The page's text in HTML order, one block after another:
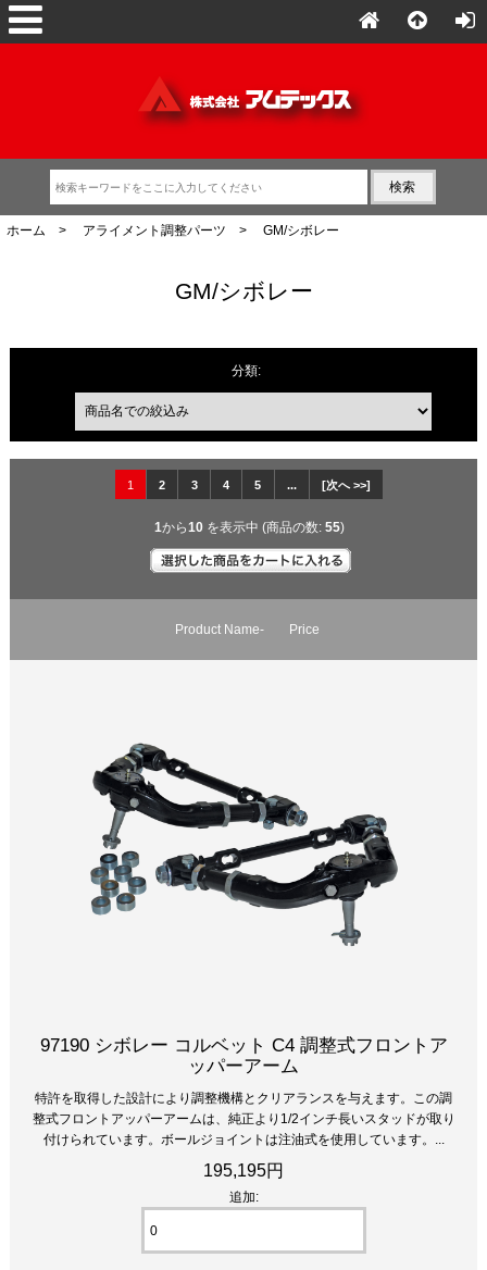
ホーム > アライメント調整パーツ > GM/シボレー
GM/シボレー
分類:
商品名での絞込み
1 2 3 4 5 ... [次へ >>]
1から10を表示中 (商品の数: 55)
Product Name- Price
97190 シボレー コルベット C4 調整式フロントア
ッパーアーム
特許を取得した設計により調整機構とクリアランスを与えます。この調
整式フロントアッパーアームは、純正より1/2インチ長いスタッドが取り
付けられています。ボールジョイントは注油式を使用しています。...
195,195円
追加: